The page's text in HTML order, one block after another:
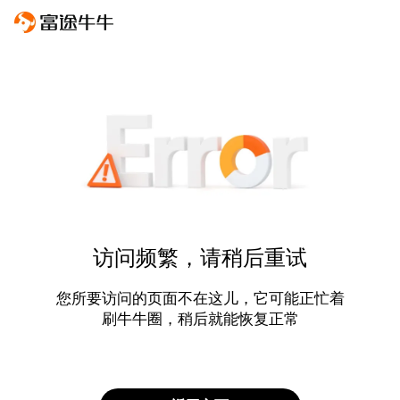
访问频繁，请稍后重试
您所要访问的页面不在这儿，它可能正忙着
刷牛牛圈，稍后就能恢复正常